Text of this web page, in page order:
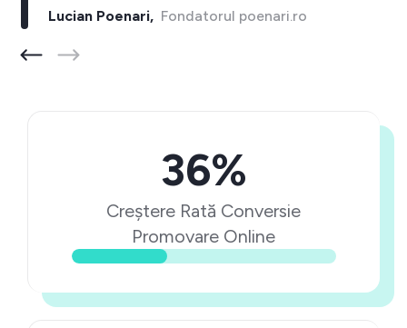
Lucian Poenari,Fondatorul poenari.ro
36%
Creștere Rată Conversie
Promovare Online